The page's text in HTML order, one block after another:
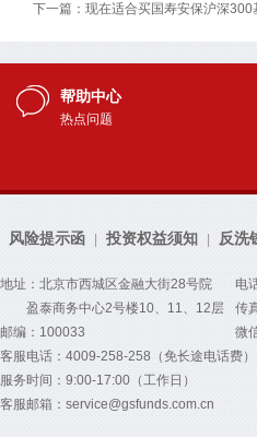
下一篇：现在适合买国寿安保沪深300
帮助中心
热点问题
风险提示函 投资权益须知 反洗
地址：北京市西城区金融大街28号院
盈泰商务中心2号楼10、11、12层
邮编：100033
电
传
微
客服电话：4009-258-258（免长途电话费）
服务时间：9:00-17:00（工作日）
客服邮箱：service@gsfunds.com.cn